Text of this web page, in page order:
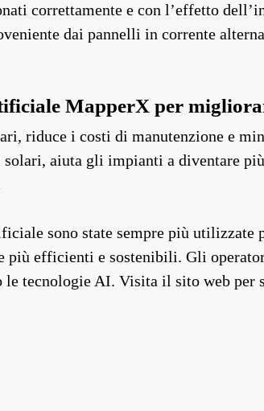
correttamente e con l’effetto
dai pannelli in corrente
MapperX per
riduce i costi di manutenzione e
aiuta gli impianti a diventare
sono state sempre più utilizzate
più efficienti e sostenibili. Gli
tecnologie AI. Visita il sito web per